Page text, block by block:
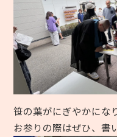
笹の葉がにぎやかにな
お参りの際はぜひ、書